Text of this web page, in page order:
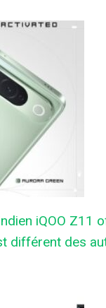
iQOO Z11
différent des